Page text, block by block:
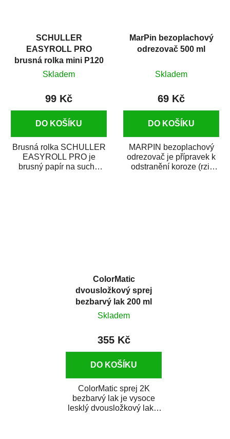
SCHULLER
EASYROLL PRO
brusná rolka mini P120
Skladem
99 Kč
DO KOŠÍKU
Brusná rolka SCHULLER
EASYROLL PRO je
brusný papír na suché
MarPin bezoplachový
odrezovač 500 ml
Skladem
69 Kč
DO KOŠÍKU
MARPIN bezoplachový
odrezovač je přípravek k
odstranění koroze (rzi)
ColorMatic
dvousložkový sprej
bezbarvý lak 200 ml
Skladem
355 Kč
DO KOŠÍKU
ColorMatic sprej 2K
bezbarvý lak je vysoce
lesklý dvousložkový lak s